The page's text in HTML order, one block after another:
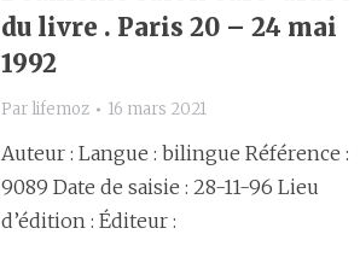
du livre . Paris 20 – 24 mai
1992
Par lifemoz 16 mars 2021
Auteur : Langue : bilingue Référence :
9089 Date de saisie : 28-11-96 Lieu
d’édition : Éditeur :